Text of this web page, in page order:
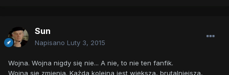
Sun
Napisano Luty 3, 2015
Wojna. Wojna nigdy się nie... A nie, to nie ten fanfik.
Wojna się zmienia. Każda kolejna jest większa, brutalniejsza,